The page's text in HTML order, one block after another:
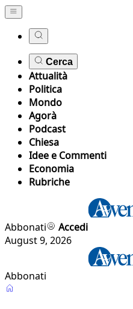
Cerca
Attualità
Politica
Mondo
Agorà
Podcast
Chiesa
Idee e Commenti
Economia
Rubriche
Abbonati
Accedi
August 9, 2026
Abbonati